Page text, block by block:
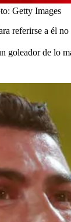
Getty Images
referirse a él
goleador de lo